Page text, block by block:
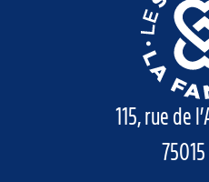
115, rue de